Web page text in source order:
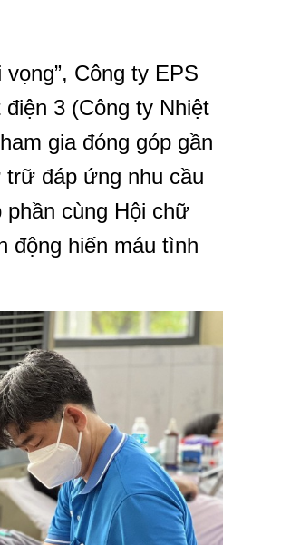
Công ty EPS
3 (Công ty Nhiệt
gia đóng góp gần
trữ đáp ứng nhu cầu
cùng Hội chữ
động hiến máu tình